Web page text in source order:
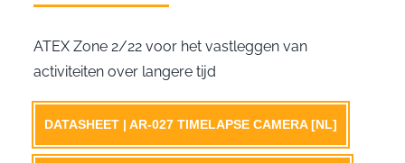
ATEX Zone 2/22 voor het vastleggen van
activiteiten over langere tijd
DATASHEET | AR-027 TIMELAPSE CAMERA [NL]